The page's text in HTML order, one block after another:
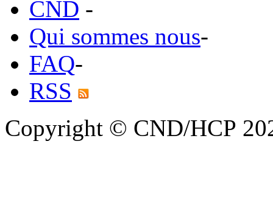
CND -
Qui sommes nous-
FAQ-
RSS
Copyright © CND/HCP